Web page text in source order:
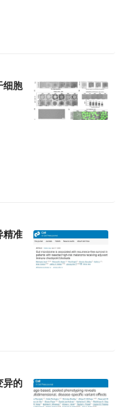
胞治疗更可预测
精准 预测黑色素瘤复发
的“光谱”，精准预测其对